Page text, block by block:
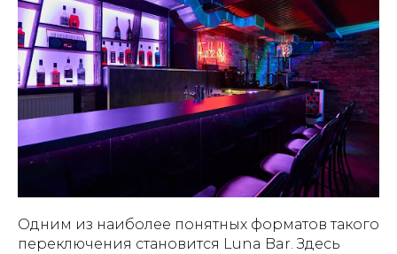
Одним из наиболее понятных форматов такого
переключения становится Luna Bar. Здесь